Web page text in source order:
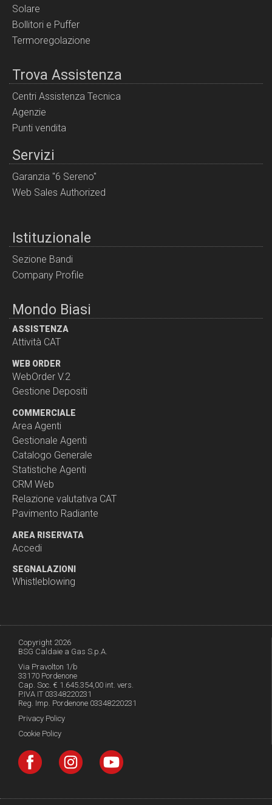
Solare
Bollitori e Puffer
Termoregolazione
Trova Assistenza
Centri Assistenza Tecnica
Agenzie
Punti vendita
Servizi
Garanzia "6 Sereno"
Web Sales Authorized
Istituzionale
Sezione Bandi
Company Profile
Mondo Biasi
ASSISTENZA
Attività CAT
WEB ORDER
WebOrder V.2
Gestione Depositi
COMMERCIALE
Area Agenti
Gestionale Agenti
Catalogo Generale
Statistiche Agenti
CRM Web
Relazione valutativa CAT
Pavimento Radiante
AREA RISERVATA
Accedi
SEGNALAZIONI
Whistleblowing
Copyright 2026
BSG Caldaie a Gas S.p.A.
Via Pravolton 1/b
33170 Pordenone
Cap. Soc. € 1.645.354,00 int. vers.
P.IVA IT 03348220231
Reg. Imp. Pordenone 03348220231
Privacy Policy
Cookie Policy